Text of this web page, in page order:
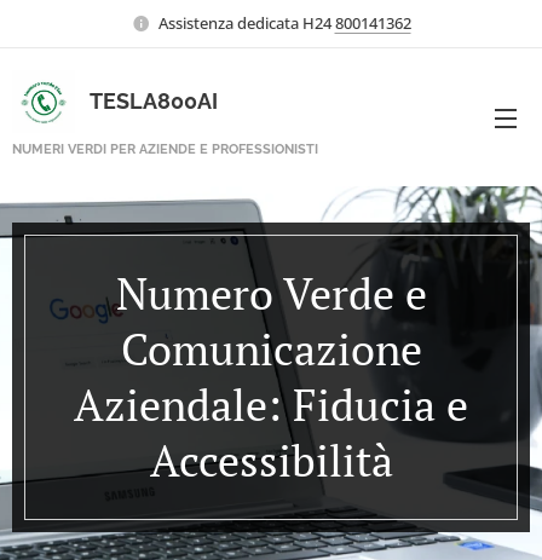
Assistenza dedicata H24800141362
TESLA800AI
NUMERI VERDI PER AZIENDE E PROFESSIONISTI
Numero Verde e
Comunicazione
Aziendale: Fiducia e
Accessibilità